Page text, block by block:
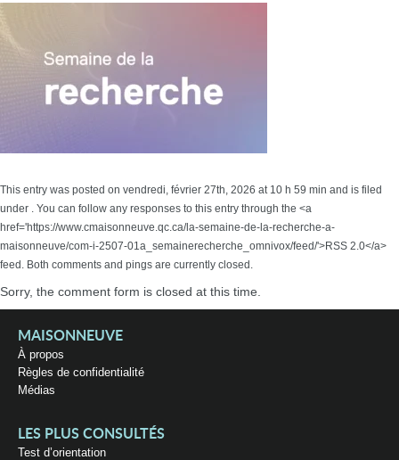
This entry was posted on vendredi, février 27th, 2026 at 10 h 59 min and is filed
under . You can follow any responses to this entry through the <a
href='https://www.cmaisonneuve.qc.ca/la-semaine-de-la-recherche-a-
maisonneuve/com-i-2507-01a_semainerecherche_omnivox/feed/'>RSS 2.0</a>
feed. Both comments and pings are currently closed.
Sorry, the comment form is closed at this time.
MAISONNEUVE
À propos
Règles de confidentialité
Médias
LES PLUS CONSULTÉS
Test d’orientation